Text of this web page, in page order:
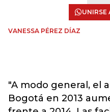
UNIRSE
VANESSA PÉREZ DÍAZ
"A modo general, el
Bogotá en 2013